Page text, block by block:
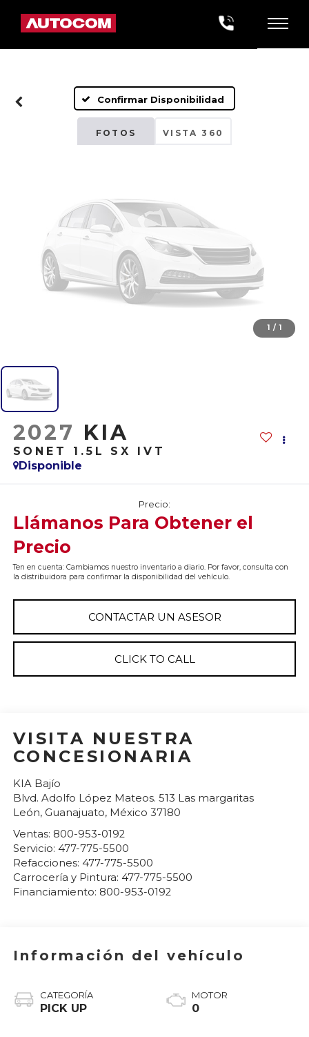
Confirmar Disponibilidad
FOTOS VISTA 360
Fotos No
Disponibles
Por favor, revise luego
1 / 1
2027 KIA
SONET 1.5L SX IVT
Disponible
Precio:
Llámanos Para Obtener el
Precio
Ten en cuenta: Cambiamos nuestro inventario a diario. Por favor, consulta con
la distribuidora para confirmar la disponibilidad del vehículo.
CONTACTAR UN ASESOR
CLICK TO CALL
VISITA NUESTRA
CONCESIONARIA
KIA Bajío
Blvd. Adolfo López Mateos. 513 Las margaritas
León, Guanajuato, México 37180
Ventas: 800-953-0192
Servicio: 477-775-5500
Refacciones: 477-775-5500
Carrocería y Pintura: 477-775-5500
Financiamiento: 800-953-0192
Información del vehículo
CATEGORÍA
PICK UP
MOTOR
0